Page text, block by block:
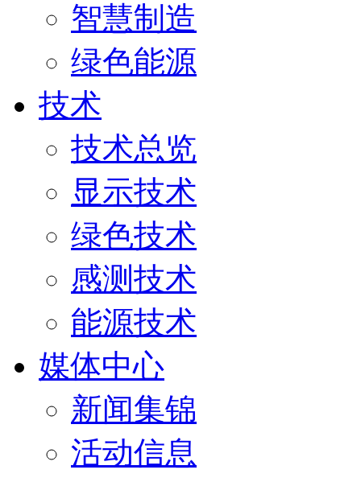
智慧制造
绿色能源
技术
技术总览
显示技术
绿色技术
感测技术
能源技术
媒体中心
新闻集锦
活动信息